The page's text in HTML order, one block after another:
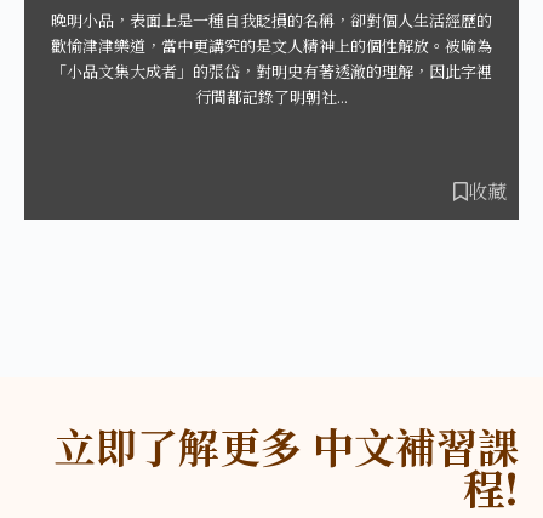
晚明小品，表面上是一種自我眨損的名稱，卻對個人生活經歷的
歡愉津津樂道，當中更講究的是文人精神上的個性解放。被喻為
「小品文集大成者」的張岱，對明史有著透澈的理解，因此字裡
行間都記錄了明朝社...
收藏
立即了解更多 中文補習課
程!